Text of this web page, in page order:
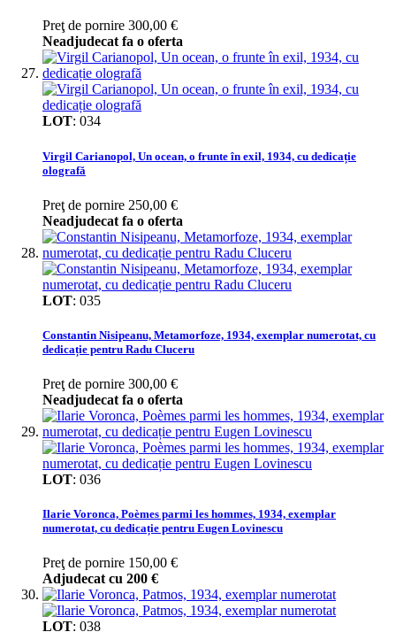
Preţ de pornire 300,00 €
Neadjudecat fa o oferta
LOT: 034
Virgil Carianopol, Un ocean, o frunte în exil, 1934, cu dedicație
olografă
Preţ de pornire 250,00 €
Neadjudecat fa o oferta
LOT: 035
Constantin Nisipeanu, Metamorfoze, 1934, exemplar numerotat, cu
dedicație pentru Radu Cluceru
Preţ de pornire 300,00 €
Neadjudecat fa o oferta
LOT: 036
Ilarie Voronca, Poèmes parmi les hommes, 1934, exemplar
numerotat, cu dedicație pentru Eugen Lovinescu
Preţ de pornire 150,00 €
Adjudecat cu 200 €
LOT: 038